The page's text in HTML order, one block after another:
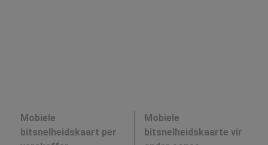
Mobiele
bitsnelheidskaart per
Mobiele
bitsnelheidskaarte vir